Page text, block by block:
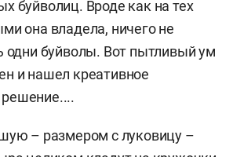
буйволиц. Вроде как на тех
она владела, ничего не
одни буйволы. Вот пытливый ум
и нашел креативное
– размером с луковицу –